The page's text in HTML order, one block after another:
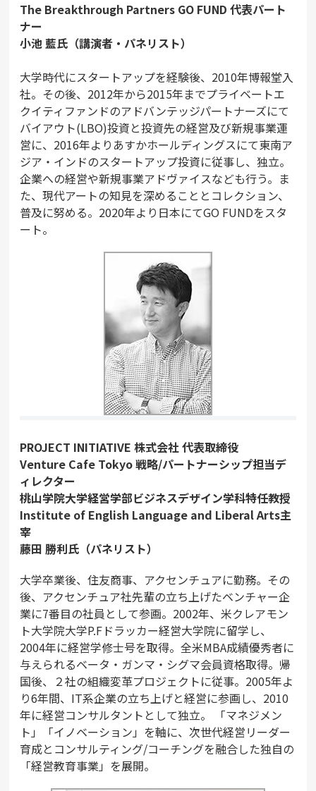
The Breakthrough Partners GO FUND 代表パート
ナー
小池 藍氏（講演者・パネリスト）
大学時代にスタートアップを経験後、2010年博報堂入
社。その後、2012年から2015年までプライベートエ
クイティファンドのアドバンテッジパートナーズにて
バイアウト(LBO)投資と投資先の経営及び新規事業運
営に、2016年よりあすかホールディングスにて東南ア
ジア・インドのスタートアップ投資に従事し、独立。
企業への経営や新規事業アドヴァイスなども行う。ま
た、現代アートの知見を深めることとコレクション、
普及に努める。2020年より日本にてGO FUNDをスタ
ート。
PROJECT INITIATIVE 株式会社 代表取締役
Venture Cafe Tokyo 戦略/パートナーシップ担当デ
ィレクター
桃山学院大学経営学部ビジネスデザイン学科特任教授
Institute of English Language and Liberal Arts主
宰
藤田 勝利氏（パネリスト）
大学卒業後、住友商事、アクセンチュアに勤務。その
後、アクセンチュア社先輩の立ち上げたベンチャー企
業に7番目の社員として参画。2002年、米クレアモン
ト大学院大学P.Fドラッカー経営大学院に留学し、
2004年に経営学修士号を取得。全米MBA成績優秀者に
与えられるベータ・ガンマ・シグマ会員資格取得。帰
国後、２社の組織変革プロジェクトに従事。2005年よ
り6年間、IT系企業の立ち上げと経営に参画し、2010
年に経営コンサルタントとして独立。 「マネジメン
ト」「イノベーション」を軸に、次世代経営リーダー
育成とコンサルティング/コーチングを融合した独自の
「経営教育事業」を展開。